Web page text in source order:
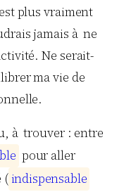
plus vraiment
jamais à ne
Ne serait-
ma vie de
à trouver : entre
ble pour aller
( indispensable